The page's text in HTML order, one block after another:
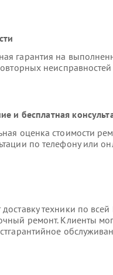
гарантия на
неисправностей
и бесплатная
оценка стоимости
по телефону или
техники по
ремонт. Клиенты